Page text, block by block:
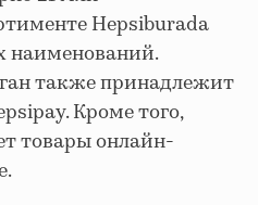
Hepsiburada
наименований.
также принадлежит
Кроме того,
товары онлайн-